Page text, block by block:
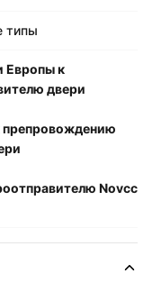
типы
Европы к
двери
препровождению
Novcc